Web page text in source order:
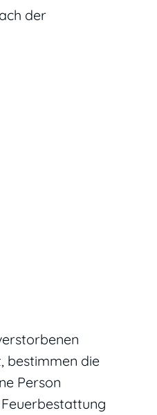
der
bestimmen die
Person